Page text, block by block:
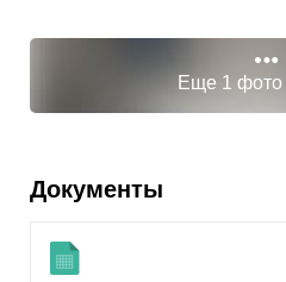
Еще 1 фото
Документы